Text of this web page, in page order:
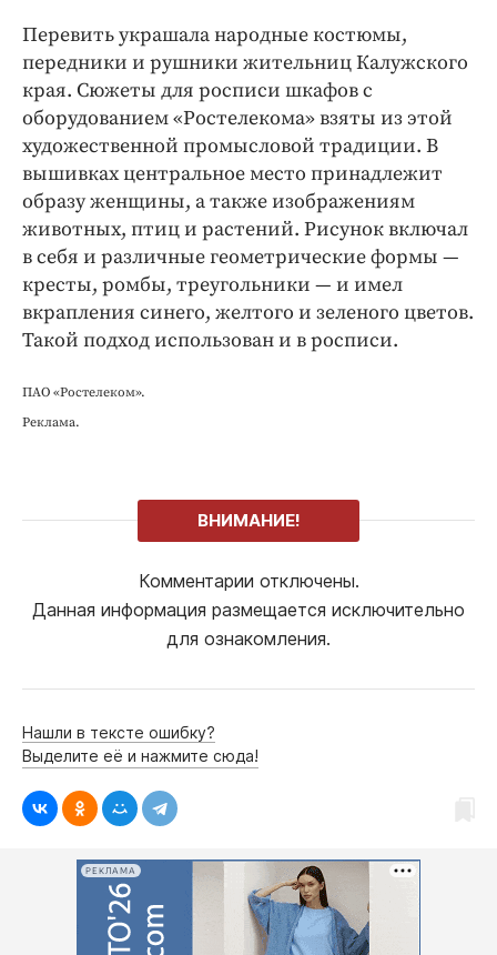
Перевить украшала народные костюмы,
передники и рушники жительниц Калужского
края. Сюжеты для росписи шкафов с
оборудованием «Ростелекома» взяты из этой
художественной промысловой традиции. В
вышивках центральное место принадлежит
образу женщины, а также изображениям
животных, птиц и растений. Рисунок включал
в себя и различные геометрические формы —
кресты, ромбы, треугольники — и имел
вкрапления синего, желтого и зеленого цветов.
Такой подход использован и в росписи.
ПАО «Ростелеком».
Реклама.
ВНИМАНИЕ!
Комментарии отключены.
Данная информация размещается исключительно
для ознакомления.
Нашли в тексте ошибку?
Выделите её и нажмите сюда!
РЕКЛАМА